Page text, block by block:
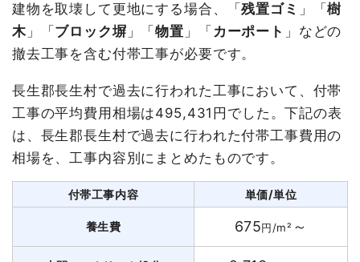
建物を取壊して更地にする場合、「残置ゴミ 」「樹
木」「 ブロック塀 」「物置 」「 カーポート 」などの
撤去工事を含む付帯工事が必要です。
長生郡長生村で過去に行われた工事において、付帯
工事の平均費用相場は495,431円でした。下記の表
は、長生郡長生村で過去に行われた付帯工事費用の
相場を、工事内容別にまとめたものです。
付帯工事内容 単価/単位
養生費 675円/m² ～